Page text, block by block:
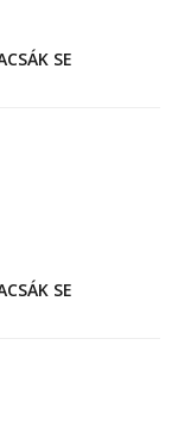
SE
SE